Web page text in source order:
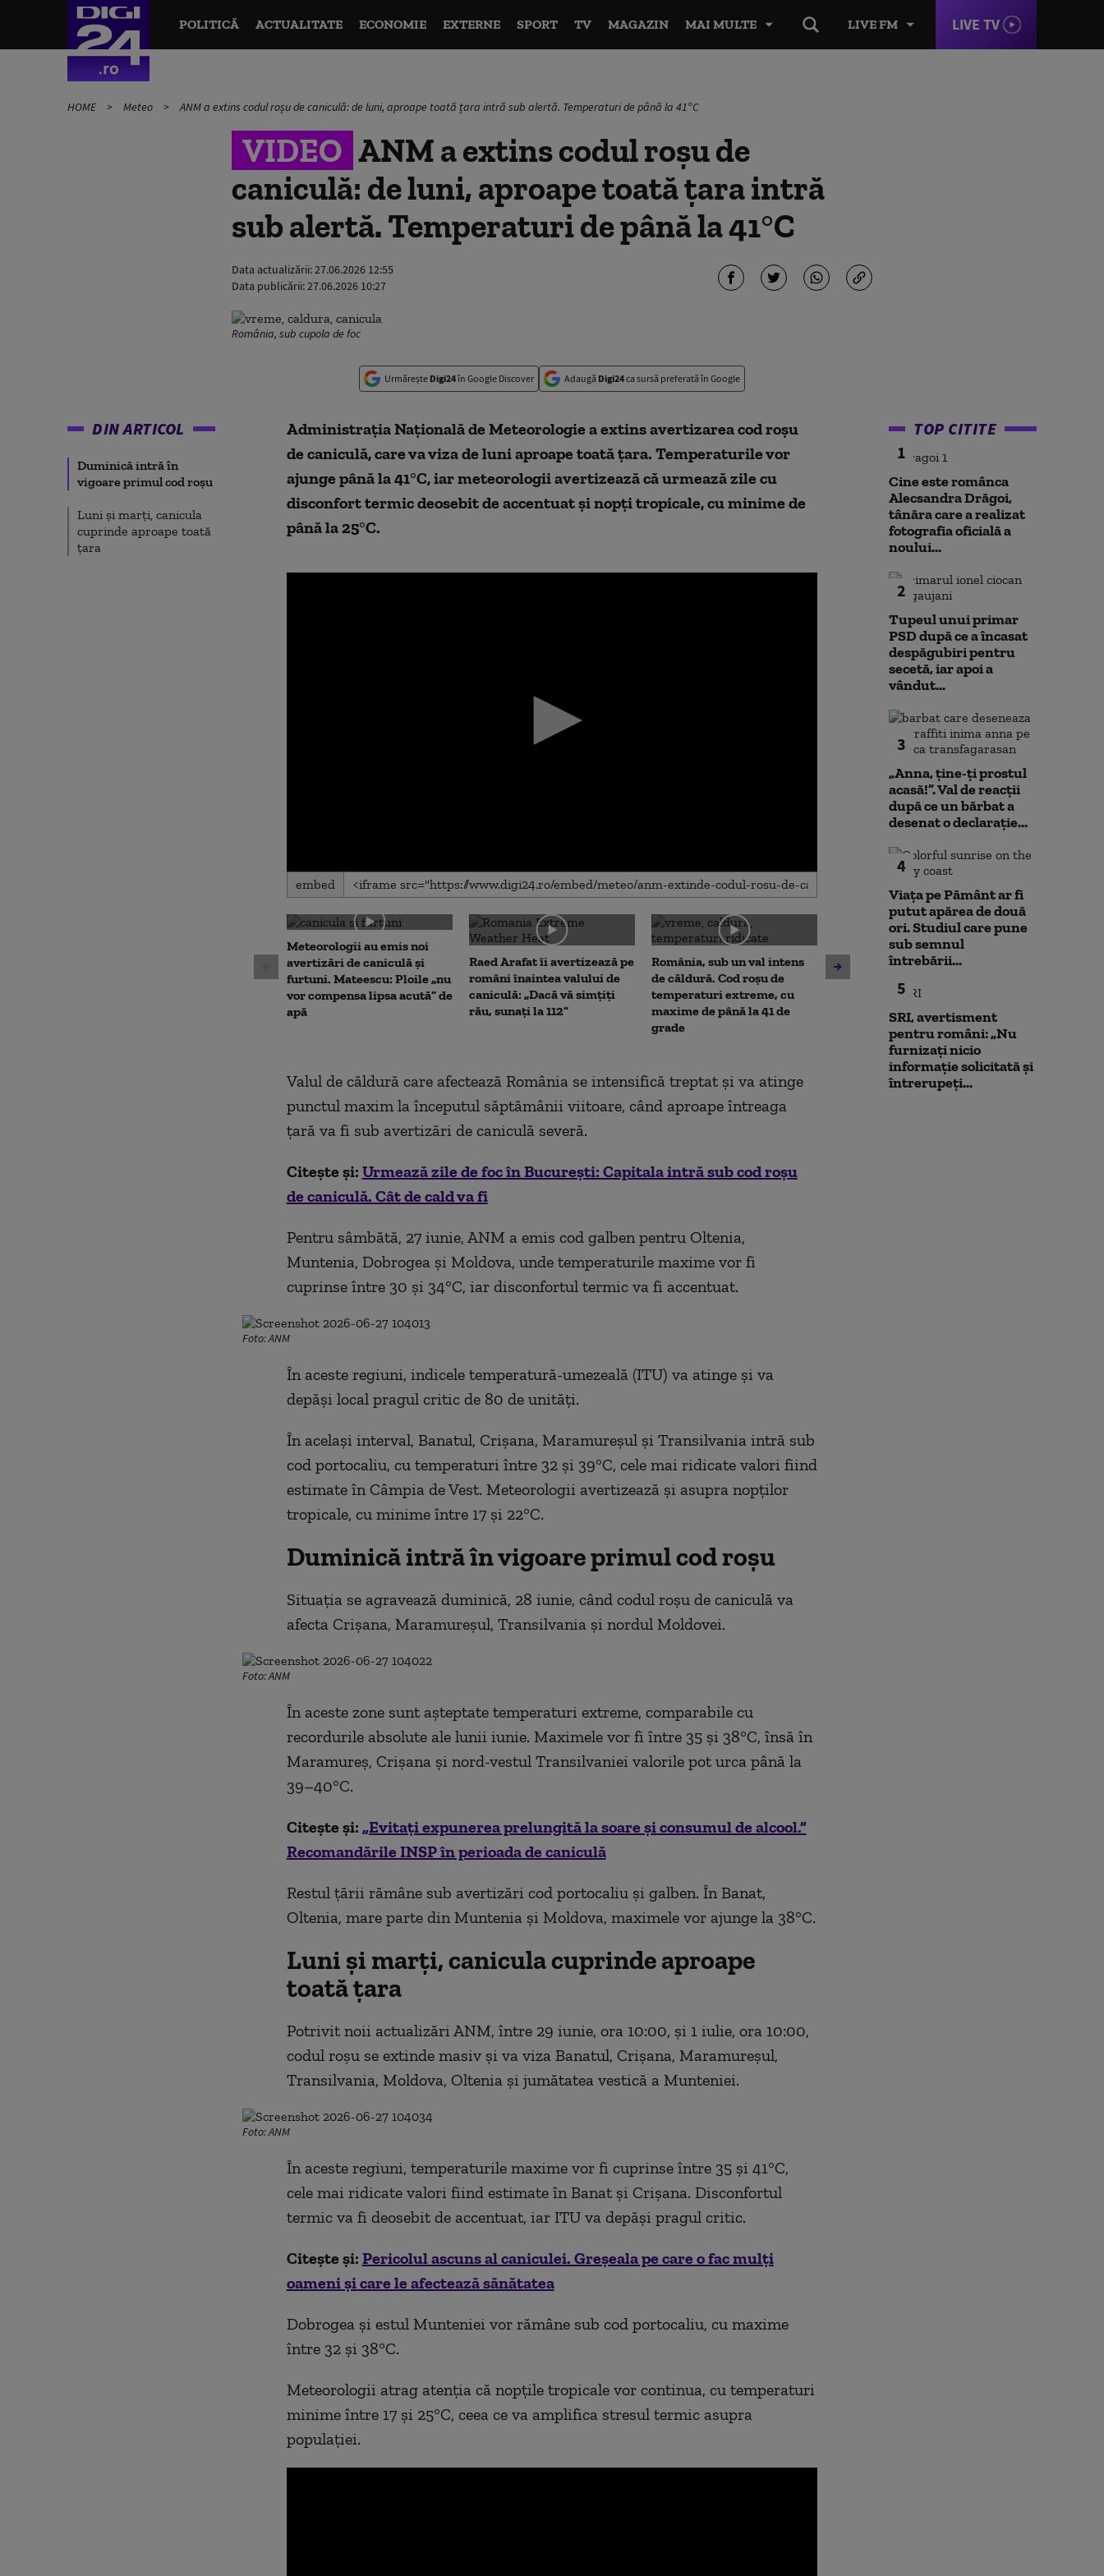
LIVE FM LIVE TV
POLITICĂ ACTUALITATE ECONOMIE EXTERNE SPORT TV MAGAZIN MAI MULTE
HOME Meteo ANM a extins codul roșu de caniculă: de luni, aproape toată țara intră sub alertă. Temperaturi de până la 41°C
VIDEO ANM a extins codul roșu de
caniculă: de luni, aproape toată țara intră
sub alertă. Temperaturi de până la 41°C
Data actualizării:27.06.2026 12:55
Data publicării:27.06.2026 10:27
România, sub cupola de foc
Urmărește Digi24în Google Discover Adaugă Digi24ca sursă preferată în Google
DIN ARTICOL
Duminică intră în
vigoare primul cod roșu
Luni și marți, canicula
cuprinde aproape toată
țara
Administrația Națională de Meteorologie a extins avertizarea cod roșu
de caniculă, care va viza de luni aproape toată țara. Temperaturile vor
ajunge până la 41°C, iar meteorologii avertizează că urmează zile cu
disconfort termic deosebit de accentuat și nopți tropicale, cu minime de
până la 25°C.
0
seconds
0
secondsVolume
90%
embed
Meteorologii au emis noi
avertizări de caniculă și
furtuni. Mateescu: Ploile „nu
vor compensa lipsa acută” de
apă
Raed Arafat îi avertizează pe
români înaintea valului de
caniculă: „Dacă vă simțiți
rău, sunați la 112”
România, sub un val intens
de căldură. Cod roșu de
temperaturi extreme, cu
maxime de până la 41 de
grade
Canicula se extinde în
România. Cod portocaliu în
șase județe și temperaturi de
până la 41°C. ANM: „Este
posibil să emitem și cod
Valul de căldură care afectează România se intensifică treptat și va atinge
punctul maxim la începutul săptămânii viitoare, când aproape întreaga
țară va fi sub avertizări de caniculă severă.
Citește și: Urmează zile de foc în București: Capitala intră sub cod roșu
de caniculă. Cât de cald va fi
Pentru sâmbătă, 27 iunie, ANM a emis cod galben pentru Oltenia,
Muntenia, Dobrogea și Moldova, unde temperaturile maxime vor fi
cuprinse între 30 și 34°C, iar disconfortul termic va fi accentuat.
Foto: ANM
În aceste regiuni, indicele temperatură-umezeală (ITU) va atinge și va
depăși local pragul critic de 80 de unități.
În același interval, Banatul, Crișana, Maramureșul și Transilvania intră sub
cod portocaliu, cu temperaturi între 32 și 39°C, cele mai ridicate valori fiind
estimate în Câmpia de Vest. Meteorologii avertizează și asupra nopților
tropicale, cu minime între 17 și 22°C.
Duminică intră în vigoare primul cod roșu
Situația se agravează duminică, 28 iunie, când codul roșu de caniculă va
afecta Crișana, Maramureșul, Transilvania și nordul Moldovei.
Foto: ANM
În aceste zone sunt așteptate temperaturi extreme, comparabile cu
recordurile absolute ale lunii iunie. Maximele vor fi între 35 și 38°C, însă în
Maramureș, Crișana și nord-vestul Transilvaniei valorile pot urca până la
39–40°C.
Citește și: „Evitaţi expunerea prelungită la soare și consumul de alcool.”
Recomandările INSP în perioada de caniculă
Restul țării rămâne sub avertizări cod portocaliu și galben. În Banat,
Oltenia, mare parte din Muntenia și Moldova, maximele vor ajunge la 38°C.
Luni și marți, canicula cuprinde aproape
toată țara
Potrivit noii actualizări ANM, între 29 iunie, ora 10:00, și 1 iulie, ora 10:00,
codul roșu se extinde masiv și va viza Banatul, Crișana, Maramureșul,
Transilvania, Moldova, Oltenia și jumătatea vestică a Munteniei.
Foto: ANM
În aceste regiuni, temperaturile maxime vor fi cuprinse între 35 și 41°C,
cele mai ridicate valori fiind estimate în Banat și Crișana. Disconfortul
termic va fi deosebit de accentuat, iar ITU va depăși pragul critic.
Citește și: Pericolul ascuns al caniculei. Greșeala pe care o fac mulți
oameni și care le afectează sănătatea
Dobrogea și estul Munteniei vor rămâne sub cod portocaliu, cu maxime
între 32 și 38°C.
Meteorologii atrag atenția că nopțile tropicale vor continua, cu temperaturi
minime între 17 și 25°C, ceea ce va amplifica stresul termic asupra
populației.
TOP CITITE
1
Cine este românca
Alecsandra Drăgoi,
tânăra care a realizat
fotografia oficială a
noului...
2
Tupeul unui primar
PSD după ce a încasat
despăgubiri pentru
secetă, iar apoi a
vândut...
3
„Anna, ţine-ţi prostul
acasă!”. Val de reacții
după ce un bărbat a
desenat o declarație...
4
Viața pe Pământ ar fi
putut apărea de două
ori. Studiul care pune
sub semnul
întrebării...
5
SRI, avertisment
pentru români: „Nu
furnizați nicio
informație solicitată și
întrerupeți...